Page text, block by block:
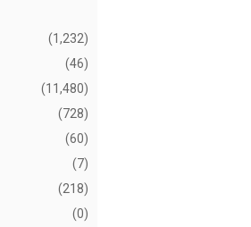
(1,232)
(46)
(11,480)
(728)
(60)
(7)
(218)
(0)